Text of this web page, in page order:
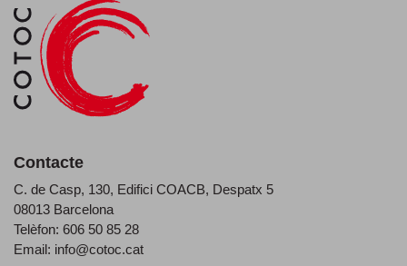
Contacte
C. de Casp, 130, Edifici COACB, Despatx 5
08013 Barcelona
Telèfon: 606 50 85 28
Email: info@cotoc.cat